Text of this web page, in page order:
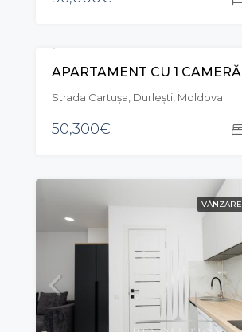
RECOMANDAT
Strada Cartuşa, Durleşti, Moldova
50,300€
VÂNZARE